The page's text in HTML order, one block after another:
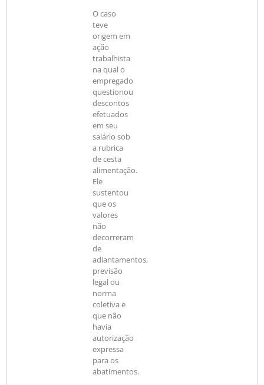
O caso
teve
origem em
ação
trabalhista
na qual o
empregado
questionou
descontos
efetuados
em seu
salário sob
a rubrica
de cesta
alimentação.
Ele
sustentou
que os
valores
não
decorreram
de
adiantamentos,
previsão
legal ou
norma
coletiva e
que não
havia
autorização
expressa
para os
abatimentos.